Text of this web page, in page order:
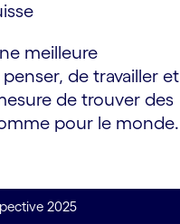
meilleure
de travailler et
de trouver des
pour le monde.
2025